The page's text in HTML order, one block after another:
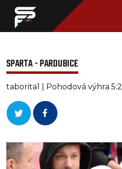
SPARTA - PARDUBICE
taborita1 | Pohodová výhra 5:2